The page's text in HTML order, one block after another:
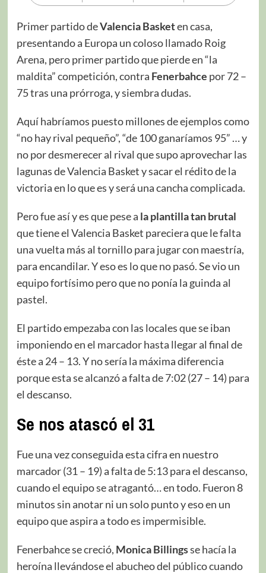
Primer partido deValencia Basketen casa,
presentando a Europa un coloso llamado Roig
Arena, pero primer partido que pierde en “la
maldita” competición, contra Fenerbahce por 72 –
75 tras una prórroga, y siembra dudas.
Aquí habríamos puesto millones de ejemplos como
“no hay rival pequeño”, “de 100 ganaríamos 95” … y
no por desmerecer al rival que supo aprovechar las
lagunas de Valencia Basket y sacar el rédito de la
victoria en lo que es y será una cancha complicada.
Pero fue así y es que pese a la plantilla tan brutal
que tiene el Valencia Basket pareciera que le falta
una vuelta más al tornillo para jugar con maestría,
para encandilar. Y eso es lo que no pasó. Se vio un
equipo fortísimo pero que no ponía la guinda al
pastel.
El partido empezaba con las locales que se iban
imponiendo en el marcador hasta llegar al final de
éste a 24 – 13. Y no sería la máxima diferencia
porque esta se alcanzó a falta de 7:02 (27 – 14) para
el descanso.
Se nos atascó el 31
Fue una vez conseguida esta cifra en nuestro
marcador (31 – 19) a falta de 5:13 para el descanso,
cuando el equipo se atragantó… en todo. Fueron 8
minutos sin anotar ni un solo punto y eso en un
equipo que aspira a todo es impermisible.
Fenerbahce se creció, Monica Billingsse hacía la
heroína llevándose el abucheo del público cuando